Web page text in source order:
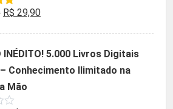
O
era:
R$ 49,90.
R$ 29,90O
é:
R$ 29,90.
INÉDITO! 5.000 Livros Digitais
Conhecimento Ilimitado na
Mão